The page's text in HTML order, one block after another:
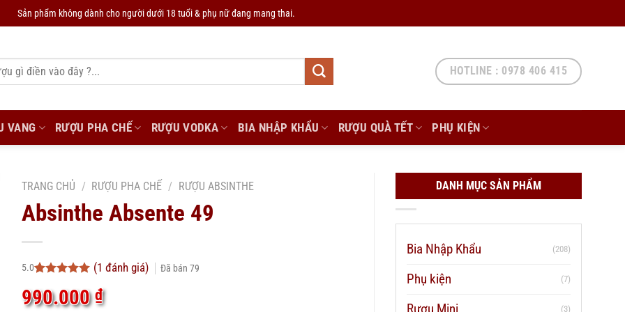
Sản phẩm không dành cho người dưới 18 tuổi & phụ nữ đang mang thai.
HOTLINE : 0978 406 415
VANG RƯỢU PHA CHẾ RƯỢU VODKA BIA NHẬP KHẨU RƯỢU QUÀ TẾT PHỤ KIỆN
TRANG CHỦ / RƯỢU PHA CHẾ / RƯỢU ABSINTHE
Absinthe Absente 49
5.0
dựa trên
đánh giá
(1 đánh giá) Đã bán 79
990.000₫
DANH MỤC SẢN PHẨM
Bia Nhập Khẩu (208)
Phụ kiện (7)
Rượu Mini (3)